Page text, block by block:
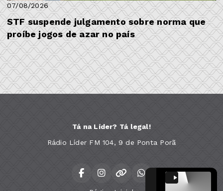
07/08/2026
STF suspende julgamento sobre norma que
proíbe jogos de azar no país
Tá na Líder? Tá legal!
Rádio Líder FM 104, 9 de Ponta Porã